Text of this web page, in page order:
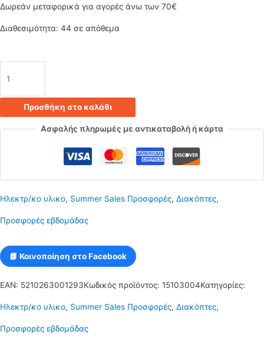
was:
2.00€.
τιμή
είναι:
Δωρεάν μεταφορικά για αγορές άνω των 70€
Διαθεσιμότητα: 44 σε απόθεμα
on/off
Προσθήκη στο καλάθι
Ασφαλής πληρωμές με αντικαταβολή ή κάρτα
Ηλεκτρ/κο υλικο, Summer Sales Προσφορές, Διακόπτες,
Προσφορές εβδομάδας
📘 Κοινοποίηση στο Facebook
EAN: 5210263001293Κωδικός προϊόντος: 15103004Κατηγορίες:
Ηλεκτρ/κο υλικο, Summer Sales Προσφορές, Διακόπτες,
Προσφορές εβδομάδας